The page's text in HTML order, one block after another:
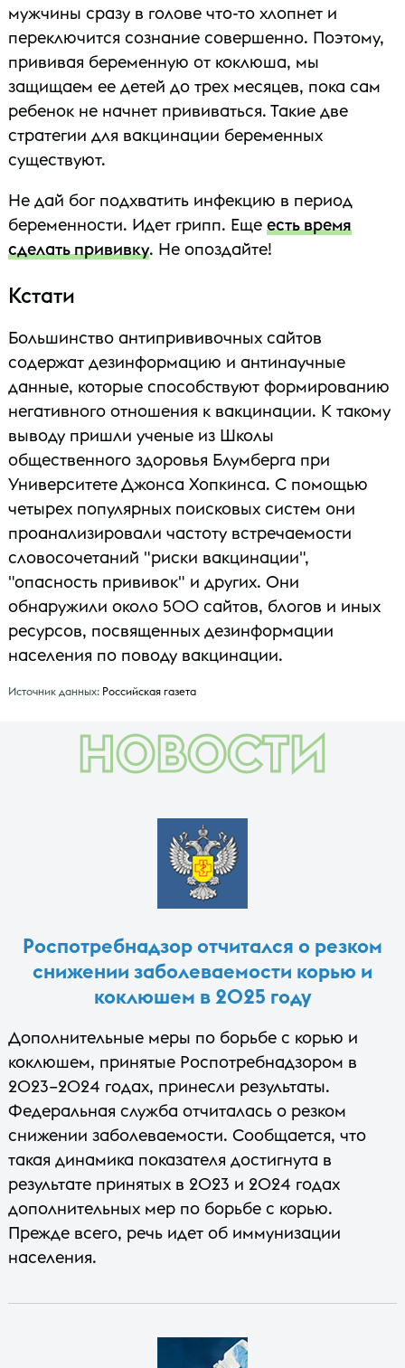
мужчины сразу в голове что-то хлопнет и
переключится сознание совершенно. Поэтому,
прививая беременную от коклюша, мы
защищаем ее детей до трех месяцев, пока сам
ребенок не начнет прививаться. Такие две
стратегии для вакцинации беременных
существуют.
Не дай бог подхватить инфекцию в период
беременности. Идет грипп. Еще есть время
сделать прививку. Не опоздайте!
Кстати
Большинство антипрививочных сайтов
содержат дезинформацию и антинаучные
данные, которые способствуют формированию
негативного отношения к вакцинации. К такому
выводу пришли ученые из Школы
общественного здоровья Блумберга при
Университете Джонса Хопкинса. С помощью
четырех популярных поисковых систем они
проанализировали частоту встречаемости
словосочетаний "риски вакцинации",
"опасность прививок" и других. Они
обнаружили около 500 сайтов, блогов и иных
ресурсов, посвященных дезинформации
населения по поводу вакцинации.
Источник данных: Российская газета
НОВОСТИ
Роспотребнадзор отчитался о резком
снижении заболеваемости корью и
коклюшем в 2025 году
Дополнительные меры по борьбе с корью и
коклюшем, принятые Роспотребнадзором в
2023–2024 годах, принесли результаты.
Федеральная служба отчиталась о резком
снижении заболеваемости. Сообщается, что
такая динамика показателя достигнута в
результате принятых в 2023 и 2024 годах
дополнительных мер по борьбе с корью.
Прежде всего, речь идет об иммунизации
населения.